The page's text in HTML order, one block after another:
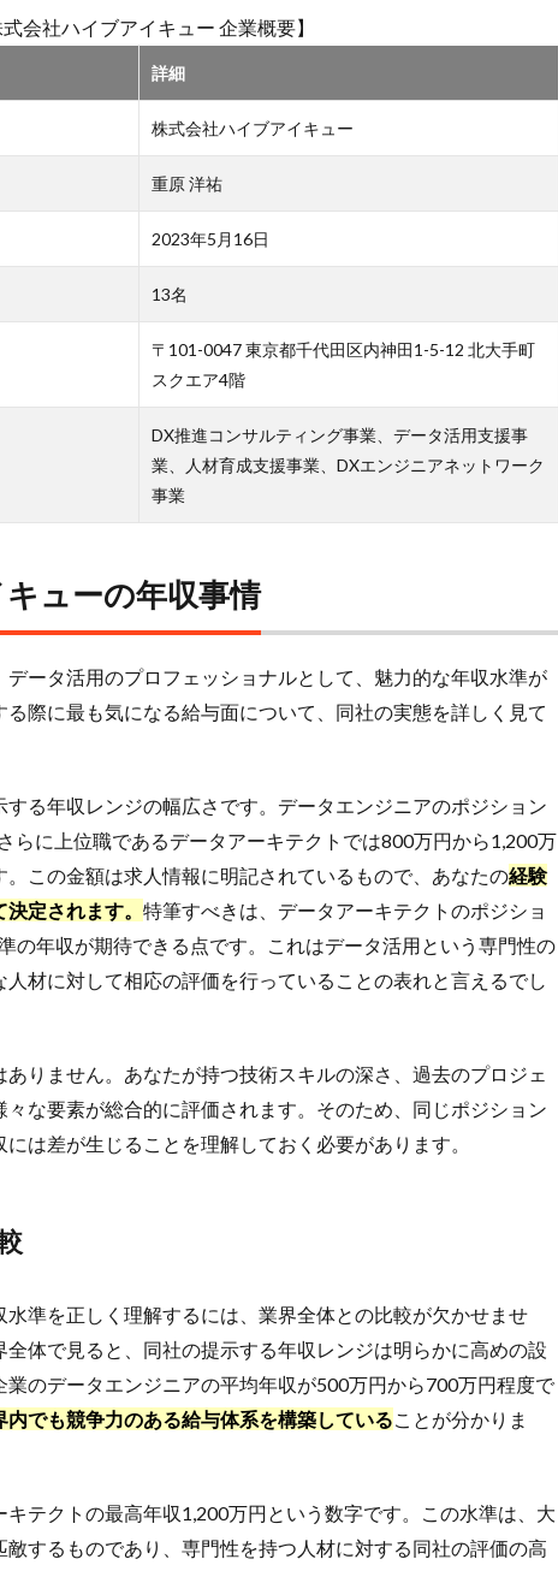
式会社ハイブアイキュー 企業概要】
詳細
株式会社ハイブアイキュー
重原 洋祐
2023年5月16日
13名
〒101-0047 東京都千代田区内神田1-5-12 北大手町
スクエア4階
DX推進コンサルティング事業、データ活用支援事
業、人材育成支援事業、DXエンジニアネットワーク
事業
ューの年収事情
ータ活用のプロフェッショナルとして、魅力的な年収水準が
際に最も気になる給与面について、同社の実態を詳しく見て
る年収レンジの幅広さです。データエンジニアのポジション
らに上位職であるデータアーキテクトでは800万円から1,200万
この金額は求人情報に明記されているもので、あなたの経験
定されます。 特筆すべきは、データアーキテクトのポジショ
の年収が期待できる点です。これはデータ活用という専門性の
材に対して相応の評価を行っていることの表れと言えるでし
りません。あなたが持つ技術スキルの深さ、過去のプロジェ
な要素が総合的に評価されます。そのため、同じポジション
は差が生じることを理解しておく必要があります。
準を正しく理解するには、業界全体との比較が欠かせませ
体で見ると、同社の提示する年収レンジは明らかに高めの設
のデータエンジニアの平均年収が500万円から700万円程度で
内でも競争力のある給与体系を構築している ことが分かりま
テクトの最高年収1,200万円という数字です。この水準は、大
するものであり、専門性を持つ人材に対する同社の評価の高